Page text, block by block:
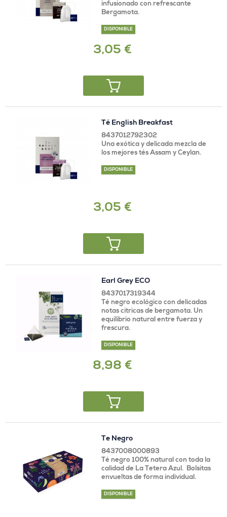
infusionado con refrescante
Bergamota.
DISPONIBLE
3,05 €
Té English Breakfast
8437012792302
Una exótica y delicada mezcla de
los mejores tés Assam y Ceylan.
DISPONIBLE
3,05 €
Earl Grey ECO
8437017319344
Té negro ecológico con delicadas
notas cítricas de bergamota. Un
equilibrio natural entre fuerza y
frescura.
DISPONIBLE
8,98 €
Te Negro
8437008000893
Té negro 100% natural con toda la
calidad de La Tetera Azul. Bolsitas
envueltas de forma individual.
DISPONIBLE